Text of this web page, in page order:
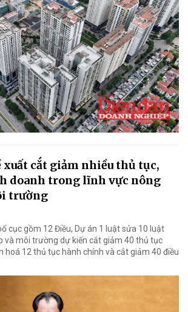
xuất cắt giảm nhiều thủ tục,
doanh trong lĩnh vực nông
trường
cục gồm 12 Điều, Dự án 1 luật sửa 10 luật
và môi trường dự kiến cắt giảm 40 thủ tục
hoá 12 thủ tục hành chính và cắt giảm 40 điều